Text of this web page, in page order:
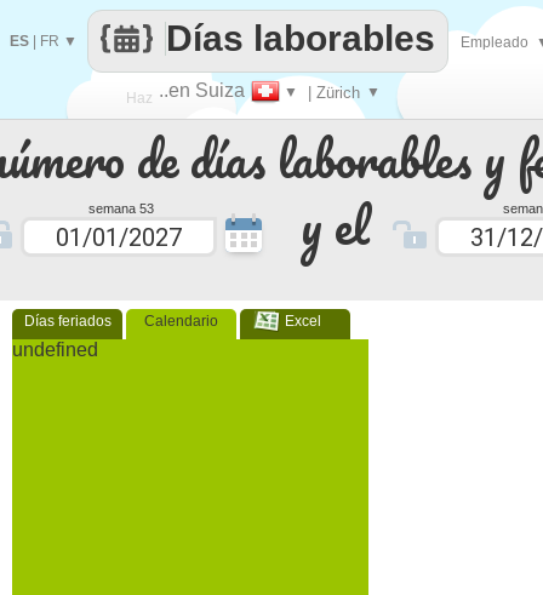
de días laborables y
semana 53 y el
Días feriados Calendario Excel
undefined
Haz
que
..en Suiza ▼ | Zürich ▼
Días laborables
ES FR ▼ Empleado